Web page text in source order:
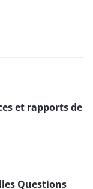
et rapports de
Questions